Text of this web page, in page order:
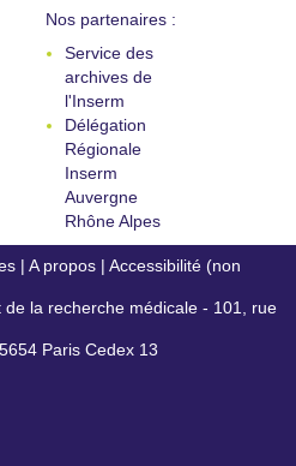
Nos partenaires :
Service des
archives de
l'Inserm
Délégation
Régionale
Inserm
Auvergne
Rhône Alpes
| A propos | Accessibilité (non
la recherche médicale - 101, rue
Paris Cedex 13